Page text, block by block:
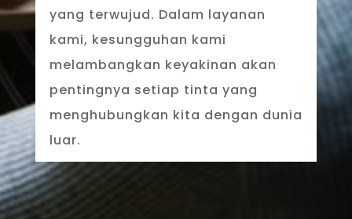
yang terwujud. Dalam layanan
kami, kesungguhan kami
melambangkan keyakinan akan
pentingnya setiap tinta yang
menghubungkan kita dengan dunia
luar.